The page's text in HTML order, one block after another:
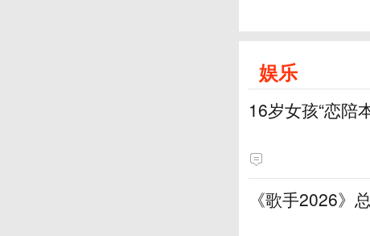
娱乐
16岁女孩“恋陪
《歌手2026》